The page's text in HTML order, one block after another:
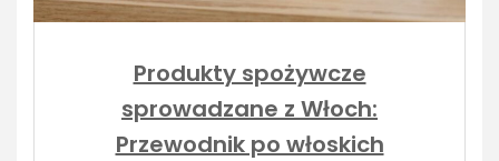
Produkty spożywcze
sprowadzane z Włoch:
Przewodnik po włoskich